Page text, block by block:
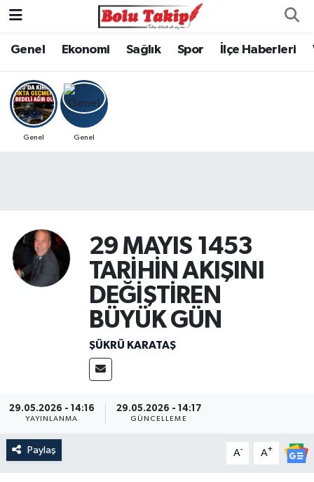
Genel Ekonomi Sağlık Spor İlçe Haberleri
Genel Genel
29 MAYIS 1453
TARİHİN AKIŞINI
DEĞİŞTİREN
BÜYÜK GÜN
ŞÜKRÜ KARATAŞ
29.05.2026 - 14:16
YAYINLANMA
29.05.2026 - 14:17
GÜNCELLEME
Paylaş A- A+